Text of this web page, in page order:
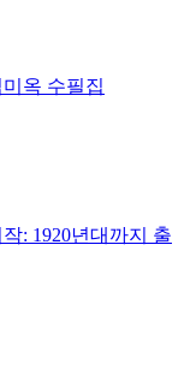
옥 수필집
: 1920년대까지 출